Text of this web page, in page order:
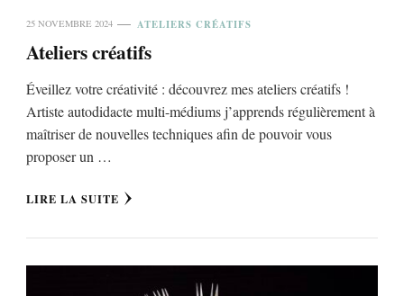
25 NOVEMBRE 2024 ATELIERS CRÉATIFS
Ateliers créatifs
Éveillez votre créativité : découvrez mes ateliers créatifs !
Artiste autodidacte multi-médiums j’apprends régulièrement à
maîtriser de nouvelles techniques afin de pouvoir vous
proposer un …
LIRE LA SUITE